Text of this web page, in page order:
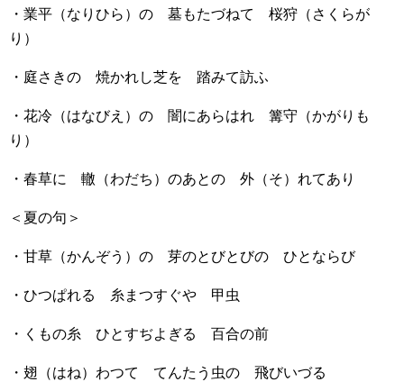
・業平（なりひら）の 墓もたづねて 桜狩（さくらが
り）
・庭さきの 焼かれし芝を 踏みて訪ふ
・花冷（はなびえ）の 闇にあらはれ 篝守（かがりも
り）
・春草に 轍（わだち）のあとの 外（そ）れてあり
＜夏の句＞
・甘草（かんぞう）の 芽のとびとびの ひとならび
・ひつぱれる 糸まつすぐや 甲虫
・くもの糸 ひとすぢよぎる 百合の前
・翅（はね）わつて てんたう虫の 飛びいづる